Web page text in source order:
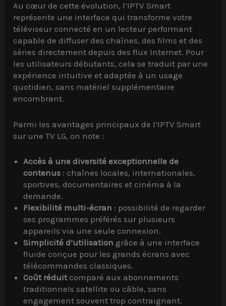
Au cœur de cette évolution, l’IPTV Smart
représente une interface qui transforme votre
téléviseur connecté en un lecteur performant
capable de diffuser des chaînes, des films et des
séries directement depuis des flux Internet. Pour
les utilisateurs débutants, cela se traduit par une
expérience intuitive et adaptée à un usage
quotidien, sans matériel supplémentaire
encombrant.
Parmi les avantages principaux de l’IPTV Smart
sur une TV LG, on note :
Accès à une diversité exceptionnelle de
contenus : chaînes locales, internationales,
sportives, documentaires et cinéma à la
demande.
Flexibilité multi-écran : possibilité de regarder
ses programmes préférés sur plusieurs
appareils via une seule connexion.
Simplicité d’utilisation grâce à une interface
fluide conçue pour les grands écrans avec
télécommandes classiques.
Coût réduitcomparé aux abonnements
traditionnels satellite ou câble, sans
engagement souvent trop contraignant.